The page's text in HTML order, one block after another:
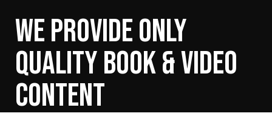
WE PROVIDE ONLY
QUALITY BOOK & VIDEO
CONTENT